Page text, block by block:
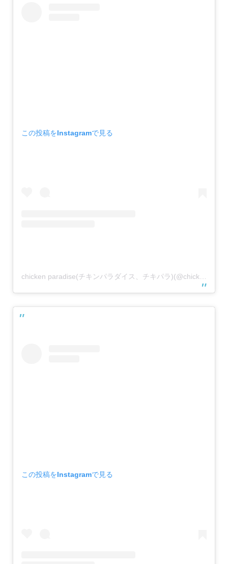
この投稿をInstagramで見る
この投稿をInstagramで見る